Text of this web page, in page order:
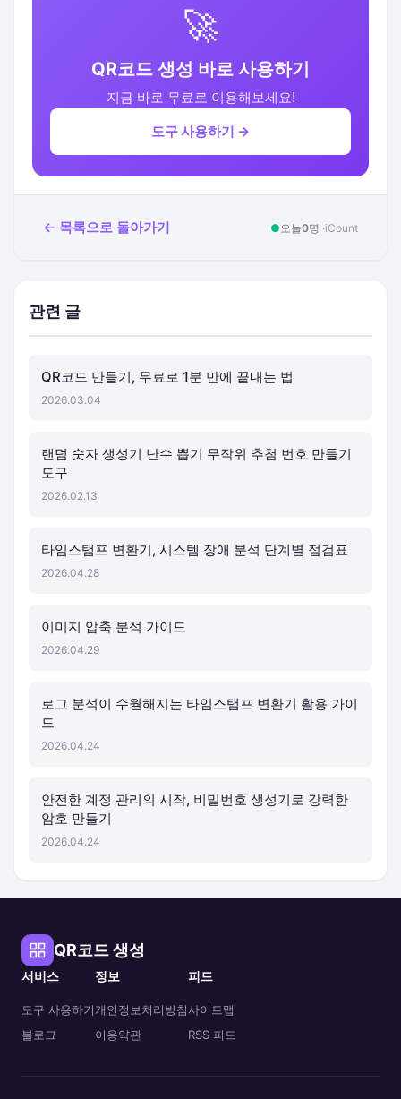
🚀
QR코드 생성 바로 사용하기
지금 바로 무료로 이용해보세요!
도구 사용하기 →
← 목록으로 돌아가기 ● 오늘0명 ·iCount
관련 글
QR코드 만들기, 무료로 1분 만에 끝내는 법
2026.03.04
랜덤 숫자 생성기 난수 뽑기 무작위 추첨 번호 만들기
도구
2026.02.13
타임스탬프 변환기, 시스템 장애 분석 단계별 점검표
2026.04.28
이미지 압축 분석 가이드
2026.04.29
로그 분석이 수월해지는 타임스탬프 변환기 활용 가이
드
2026.04.24
안전한 계정 관리의 시작, 비밀번호 생성기로 강력한
암호 만들기
2026.04.24
QR코드 생성
서비스
도구 사용하기
블로그
정보
개인정보처리방침
이용약관
피드
사이트맵
RSS 피드